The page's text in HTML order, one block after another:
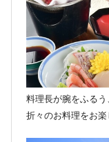
料理長が腕をふる
折々のお料理をお楽